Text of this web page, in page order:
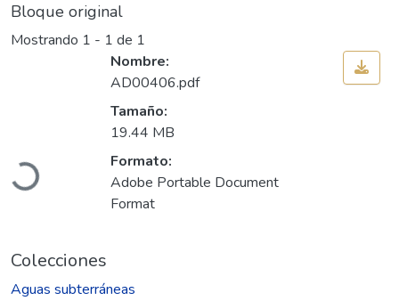
Bloque original
Mostrando 1 - 1 de 1
Cargando...
Nombre:
AD00406.pdf
Tamaño:
19.44 MB
Formato:
Adobe Portable Document
Format
Colecciones
Aguas subterráneas